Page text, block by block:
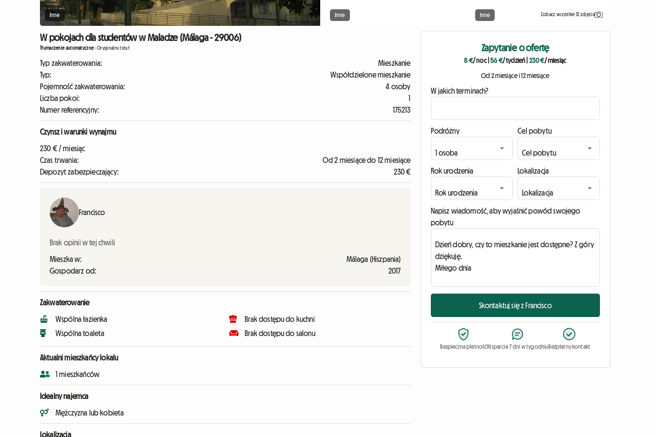
Inne Inne Inne Zobacz wszystkie 12 zdjęcia
W pokojach dla studentów w Maladze (Málaga - 29006)
Tłumaczenie automatyczne-Oryginalny tytuł
Typ zakwaterowania:
Mieszkanie
Typ:
Współdzielone mieszkanie
Pojemność zakwaterowania:
4 osoby
Liczba pokoi:
1
Numer referencyjny:
175213
Czynsz i warunki wynajmu
230 € / miesiąc
Czas trwania:
Od 2 miesiące do 12 miesiące
Depozyt zabezpieczający:
230 €
Francisco
Brak opinii w tej chwili
Mieszka w:
Málaga (Hiszpania)
Gospodarz od:
2017
Zakwaterowanie
Wspólna łazienka
Wspólna toaleta
Brak dostępu do kuchni
Brak dostępu do salonu
Aktualni mieszkańcy lokalu
1 mieszkańców
Idealny najemca
Mężczyzna lub kobieta
Lokalizacja
Zapytanie o ofertę
8 €/ noc|56 €/ tydzień 230 €/ miesiąc
Od 2 miesiące i 12 miesiące
W jakich terminach?
Podróżny Cel pobytu
Rok urodzenia Lokalizacja
Napisz wiadomość, aby wyjaśnić powód swojego
pobytu
Skontaktuj się z Francisco
Bezpieczna płatnośćWsparcie 7 dni w tygodniuBezpłatny kontakt